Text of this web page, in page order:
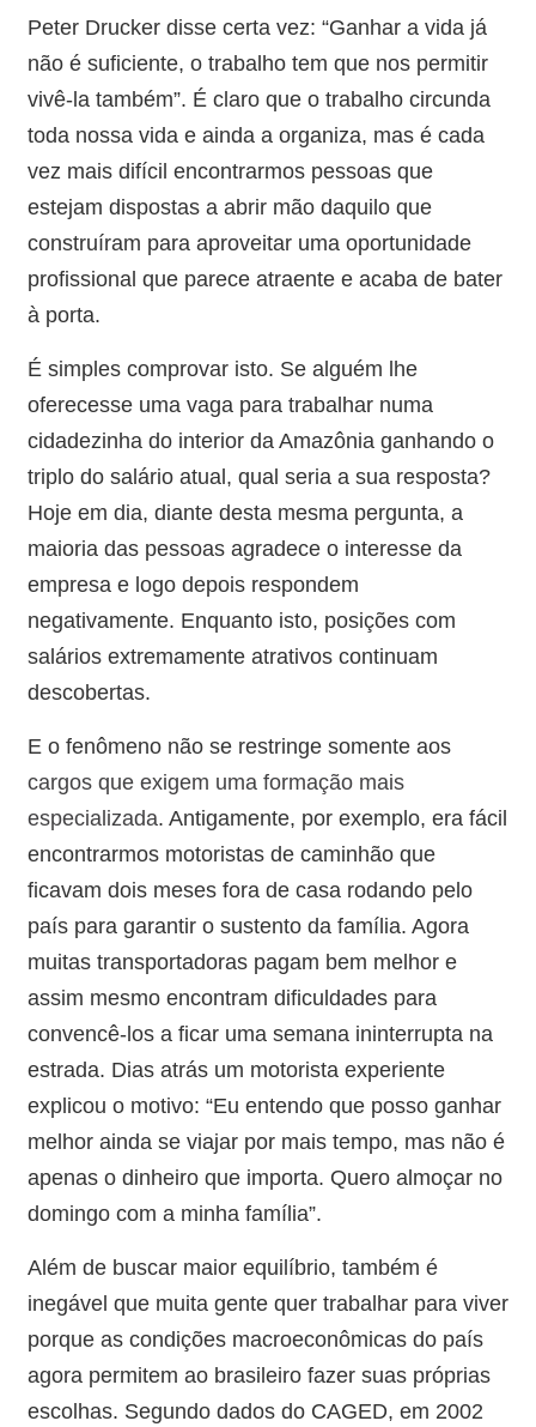
Peter Drucker disse certa vez: “Ganhar a vida já
não é suficiente, o trabalho tem que nos permitir
vivê-la também”. É claro que o trabalho circunda
toda nossa vida e ainda a organiza, mas é cada
vez mais difícil encontrarmos pessoas que
estejam dispostas a abrir mão daquilo que
construíram para aproveitar uma oportunidade
profissional que parece atraente e acaba de bater
à porta.
É simples comprovar isto. Se alguém lhe
oferecesse uma vaga para trabalhar numa
cidadezinha do interior da Amazônia ganhando o
triplo do salário atual, qual seria a sua resposta?
Hoje em dia, diante desta mesma pergunta, a
maioria das pessoas agradece o interesse da
empresa e logo depois respondem
negativamente. Enquanto isto, posições com
salários extremamente atrativos continuam
descobertas.
E o fenômeno não se restringe somente aos
cargos que exigem uma formação mais
especializada. Antigamente, por exemplo, era fácil
encontrarmos motoristas de caminhão que
ficavam dois meses fora de casa rodando pelo
país para garantir o sustento da família. Agora
muitas transportadoras pagam bem melhor e
assim mesmo encontram dificuldades para
convencê-los a ficar uma semana ininterrupta na
estrada. Dias atrás um motorista experiente
explicou o motivo: “Eu entendo que posso ganhar
melhor ainda se viajar por mais tempo, mas não é
apenas o dinheiro que importa. Quero almoçar no
domingo com a minha família”.
Além de buscar maior equilíbrio, também é
inegável que muita gente quer trabalhar para viver
porque as condições macroeconômicas do país
agora permitem ao brasileiro fazer suas próprias
escolhas. Segundo dados do CAGED, em 2002